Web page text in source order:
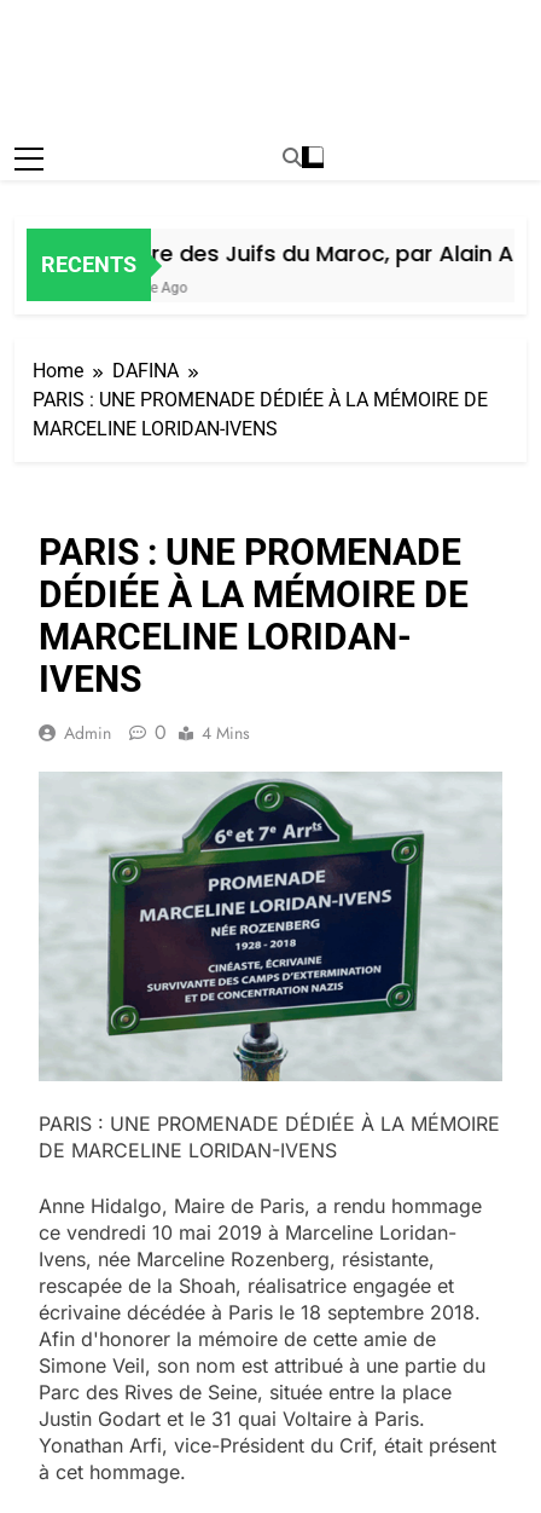
RECENTS
Histoire des Juifs du Maroc, par Alain Amiel
1 Semaine Ago
Home
DAFINA
PARIS : UNE PROMENADE DÉDIÉE À LA MÉMOIRE DE
MARCELINE LORIDAN-IVENS
PARIS : UNE PROMENADE
DÉDIÉE À LA MÉMOIRE DE
MARCELINE LORIDAN-
IVENS
Admin 0 4 Mins
PARIS : UNE PROMENADE DÉDIÉE À LA MÉMOIRE
DE MARCELINE LORIDAN-IVENS
Anne Hidalgo, Maire de Paris, a rendu hommage
ce vendredi 10 mai 2019 à Marceline Loridan-
Ivens, née Marceline Rozenberg, résistante,
rescapée de la Shoah, réalisatrice engagée et
écrivaine décédée à Paris le 18 septembre 2018.
Afin d'honorer la mémoire de cette amie de
Simone Veil, son nom est attribué à une partie du
Parc des Rives de Seine, située entre la place
Justin Godart et le 31 quai Voltaire à Paris.
Yonathan Arfi, vice-Président du Crif, était présent
à cet hommage.